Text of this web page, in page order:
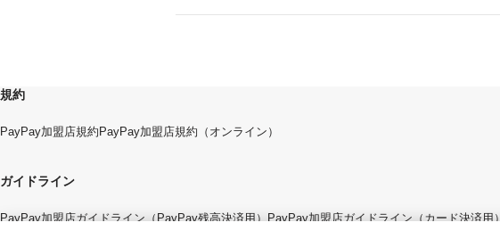
規約
PayPay加盟店規約 PayPay加盟店規約（オンライン）
ガイドライン
PayPay加盟店ガイドライン（PayPay残高決済用） PayPay加盟店ガイドライン（カード決済用）